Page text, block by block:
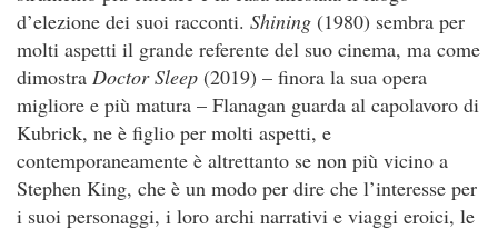
d’elezione dei suoi racconti. Shining (1980) sembra per
molti aspetti il grande referente del suo cinema, ma come
dimostra Doctor Sleep (2019) – finora la sua opera
migliore e più matura – Flanagan guarda al capolavoro di
Kubrick, ne è figlio per molti aspetti, e
contemporaneamente è altrettanto se non più vicino a
Stephen King, che è un modo per dire che l’interesse per
i suoi personaggi, i loro archi narrativi e viaggi eroici, le